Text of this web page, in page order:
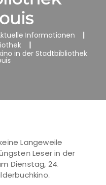
Informationen
in der Stadtbibliothek
Langeweile
Leser in der
Dienstag, 24.